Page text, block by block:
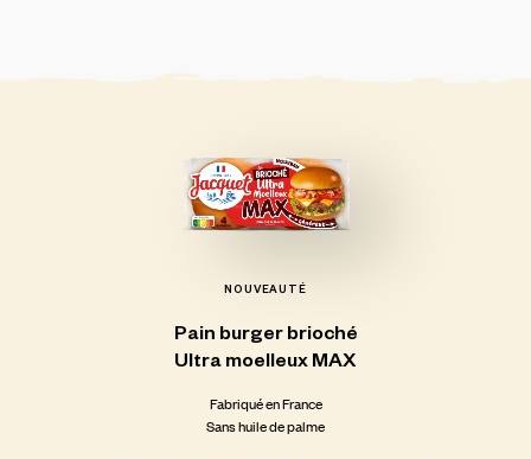
NOUVEAUTÉ
Pain burger brioché
UltramoelleuxMAX
Fabriqué en France
Sans huile de palme